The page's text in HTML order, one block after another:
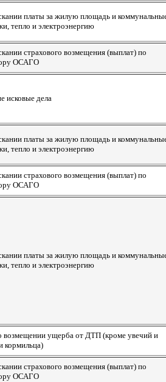
платы за жилую площадь и
тепло и электроэнергию
страхового возмещения (выплат) по
ОСАГО
исковые дела
платы за жилую площадь и
тепло и электроэнергию
страхового возмещения (выплат) по
ОСАГО
платы за жилую площадь и
тепло и электроэнергию
возмещении ущерба от ДТП (кроме увечий и
кормильца)
страхового возмещения (выплат) по
ОСАГО